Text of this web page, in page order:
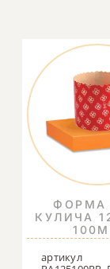
ФОРМА
КУЛИЧА
артикул